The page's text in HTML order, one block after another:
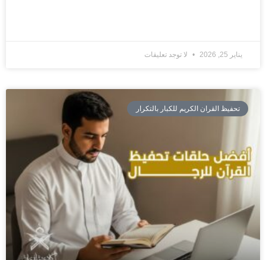
يناير 25, 2026 لا توجد تعليقات
تحفيظ القران الكريم للكبار بالتكرار